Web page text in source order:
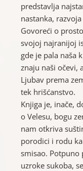
predstavlja
nastanka,
Govoreći o
svojoj najranijoj
gde je pala naša
znaju naši očevi,
Ljubav prema
tek hrišćanstvo.
Knjiga je, inače,
o Velesu, bogu
nam otkriva
porodici i rodu
smisao. Potpuno
uzroke sukoba,